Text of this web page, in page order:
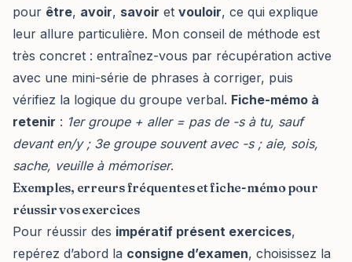
pour être, avoir, savoir et vouloir, ce qui explique
leur allure particulière. Mon conseil de méthode est
très concret : entraînez-vous par récupération active
avec une mini-série de phrases à corriger, puis
vérifiez la logique du groupe verbal. Fiche-mémo à
retenir : 1er groupe + aller = pas de -s à tu, sauf
devant en/y ; 3e groupe souvent avec -s ; aie, sois,
sache, veuille à mémoriser.
Exemples, erreurs fréquentes et fiche-mémo pour
réussir vos exercices
Pour réussir des impératif présent exercices,
repérez d’abord la consigne d’examen, choisissez la